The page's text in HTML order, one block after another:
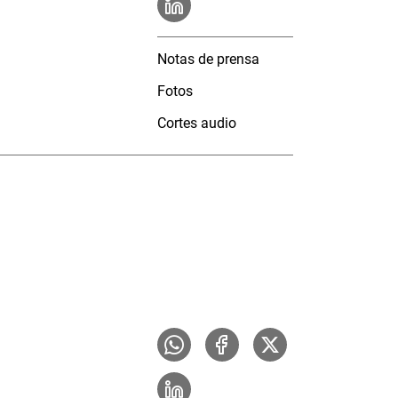
Notas de prensa
Fotos
Cortes audio